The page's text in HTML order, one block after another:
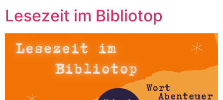
Lesezeit im Bibliotop